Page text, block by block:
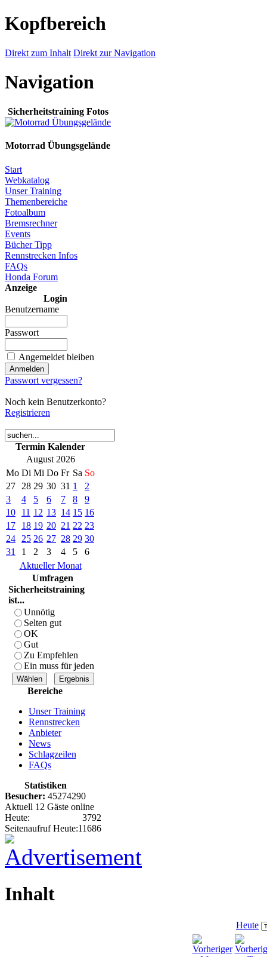
Kopfbereich
Direkt zum Inhalt Direkt zur Navigation
Navigation
Sicherheitstraining Fotos
Motorrad Übungsgelände
Start
Webkatalog
Unser Training
Themenbereiche
Fotoalbum
Bremsrechner
Events
Bücher Tipp
Rennstrecken Infos
FAQs
Honda Forum
Anzeige
Login
Benutzername
Passwort
Angemeldet bleiben
Passwort vergessen?
Noch kein Benutzerkonto?
Registrieren
Termin Kalender
August 2026
Mo Di Mi Do Fr Sa So
27
28 29 30 31 1
2
3
4 5 6 7 8
9
10
11 12 13 14 15 16
17
18 19 20 21 22 23
24
25 26 27 28 29 30
31
1 2 3 4 5
6
Aktueller Monat
Umfragen
Sicherheitstraining
ist...
Unnötig
Selten gut
OK
Gut
Zu Empfehlen
Ein muss für jeden
Bereiche
Unser Training
Rennstrecken
Anbieter
News
Schlagzeilen
FAQs
Statistiken
Besucher: 45274290
Aktuell 12 Gäste online
Heute:
3792
Seitenaufruf Heute:11686
Inhalt
Heute